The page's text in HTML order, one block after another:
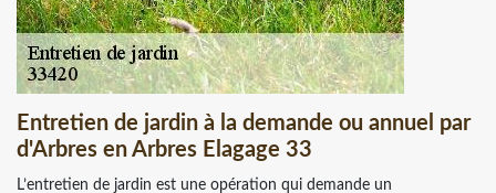
Entretien de jardin à la demande ou annuel par
d'Arbres en Arbres Elagage 33
L’entretien de jardin est une opération qui demande un